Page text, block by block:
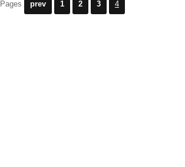
Pages prev 1 2 3 4